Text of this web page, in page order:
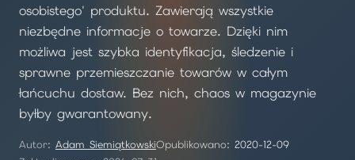
osobistego' produktu. Zawierają wszystkie
niezbędne informacje o towarze. Dzięki nim
możliwa jest szybka identyfikacja, śledzenie i
sprawne przemieszczanie towarów w całym
łańcuchu dostaw. Bez nich, chaos w magazynie
byłby gwarantowany.
Autor: Adam SiemiątkowskiOpublikowano: 2020-12-09